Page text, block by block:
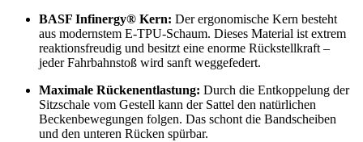
BASF Infinergy® Kern: Der ergonomische Kern besteht
aus modernstem E-TPU-Schaum. Dieses Material ist extrem
reaktionsfreudig und besitzt eine enorme Rückstellkraft –
jeder Fahrbahnstoß wird sanft weggefedert.
Maximale Rückenentlastung: Durch die Entkoppelung der
Sitzschale vom Gestell kann der Sattel den natürlichen
Beckenbewegungen folgen. Das schont die Bandscheiben
und den unteren Rücken spürbar.